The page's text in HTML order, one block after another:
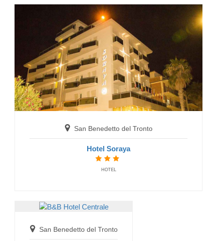
San Benedetto del Tronto
Hotel Marconi
HOTELS
San Benedetto del Tronto
San Benedetto del Tronto
Hotel Soraya
HOTEL
San Benedetto del Tronto